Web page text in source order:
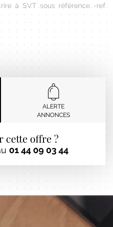
à SVT sous référence -ref
ALERTE
ANNONCES
cette offre ?
01 44 09 03 44